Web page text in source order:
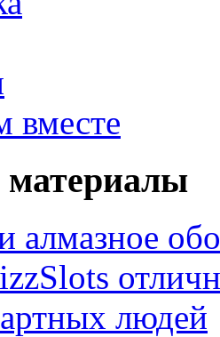
вместе
материалы
алмазное
людей